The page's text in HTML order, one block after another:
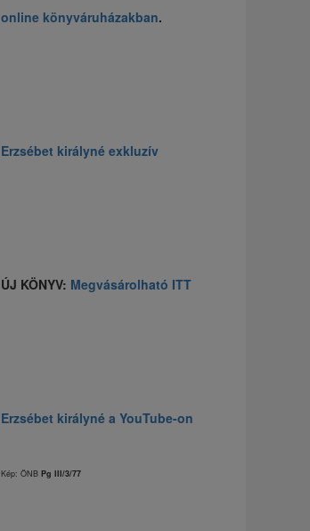
online könyváruházakban.
Erzsébet királyné exkluzív
ÚJ KÖNYV: Megvásárolható ITT
Erzsébet királyné a YouTube-on
Kép: ÖNB Pg III/3/77